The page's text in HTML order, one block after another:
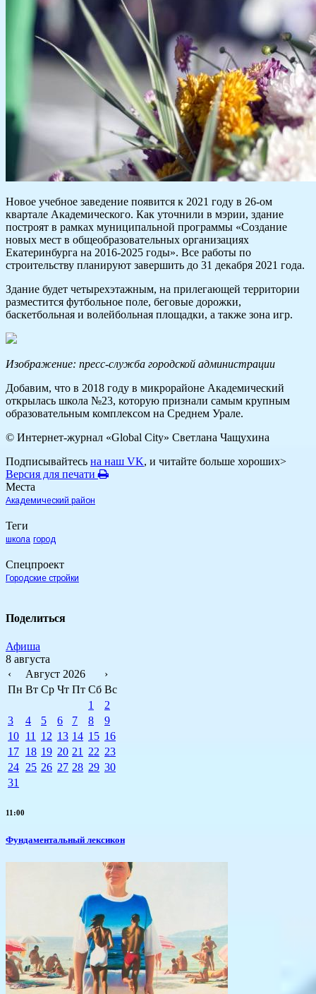
Новое учебное заведение появится к 2021 году в 26-ом
квартале Академического. Как уточнили в мэрии, здание
построят в рамках муниципальной программы «Создание
новых мест в общеобразовательных организациях
Екатеринбурга на 2016-2025 годы». Все работы по
строительству планируют завершить до 31 декабря 2021 года.
Здание будет четырехэтажным, на прилегающей территории
разместится футбольное поле, беговые дорожки,
баскетбольная и волейбольная площадки, а также зона игр.
Изображение: пресс-служба городской администрации
Добавим, что в 2018 году в микрорайоне Академический
открылась школа №23, которую признали самым крупным
образовательным комплексом на Среднем Урале.
© Интернет-журнал «Global City» Светлана Чащухина
Подписывайтесь на наш VK, и читайте больше хороших>
Версия для печати
Места
Академический район
Теги
школа город
Спецпроект
Городские стройки
Поделиться
Афиша
8 августа
‹
Август 2026
›
Пн Вт Ср Чт Пт Сб Вс
1
2
3
4 5 6 7 8
9
10 11 12 13 14 15 16
17 18 19 20 21 22 23
24 25 26 27 28 29 30
31
11:00
Фундаментальный лексикон